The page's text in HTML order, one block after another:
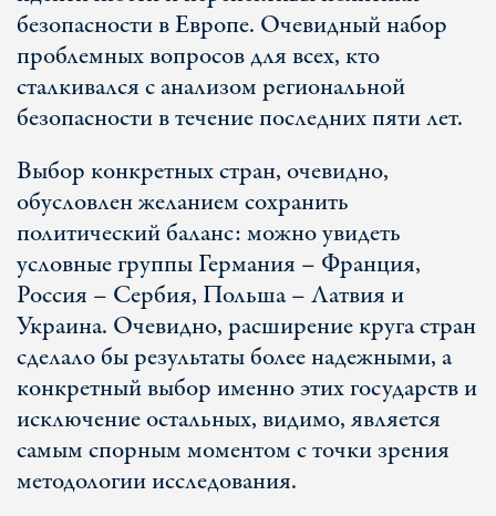
безопасности в Европе. Очевидный набор
проблемных вопросов для всех, кто
сталкивался с анализом региональной
безопасности в течение последних пяти лет.
Выбор конкретных стран, очевидно,
обусловлен желанием сохранить
политический баланс: можно увидеть
условные группы Германия – Франция,
Россия – Сербия, Польша – Латвия и
Украина. Очевидно, расширение круга стран
сделало бы результаты более надежными, а
конкретный выбор именно этих государств и
исключение остальных, видимо, является
самым спорным моментом с точки зрения
методологии исследования.